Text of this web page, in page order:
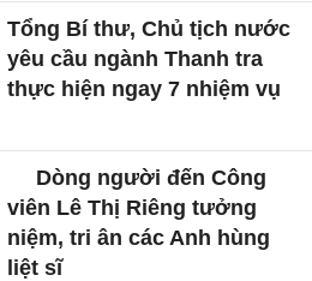
Tổng Bí thư, Chủ tịch nước
yêu cầu ngành Thanh tra
thực hiện ngay 7 nhiệm vụ
Dòng người đến Công
viên Lê Thị Riêng tưởng
niệm, tri ân các Anh hùng
liệt sĩ